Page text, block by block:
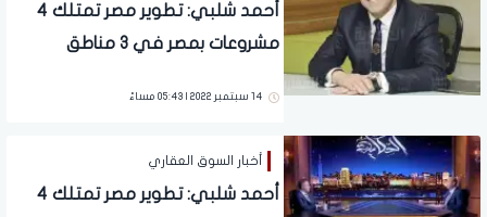
أحمد شلبي: تطوير مصر تمتلك 4
مشروعات بمصر في 3 مناطق
14 سبتمبر 2022 | 05:43 مساءً
أخبار السوق العقاري
أحمد شلبي: تطوير مصر تمتلك 4